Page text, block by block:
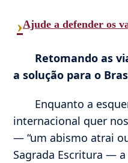
›Ajude a defender os
Retomando as
a solução para o
Enquanto a
internacional quer
— “um abismo atrai
Sagrada Escritura —